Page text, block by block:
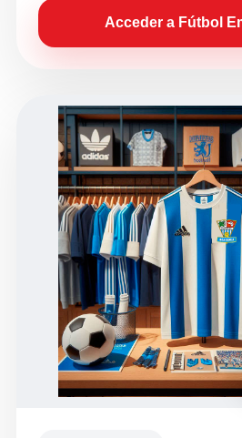
Acceder a Fútbol